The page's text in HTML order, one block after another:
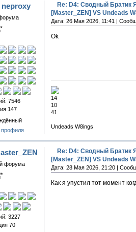
neproxy
7546
147
Re: D4: Сводный Братик
[Master_ZEN] VS Undeads
Дата: 26 Мая 2026, 11:41 |
Ok
14
10
41
Undeads W8ings
форума
3227
70
Re: D4: Сводный Братик
[Master_ZEN] VS Undeads
Дата: 28 Мая 2026, 21:20 |
Как я упустил тот момент